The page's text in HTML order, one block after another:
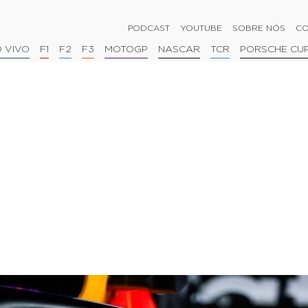
PODCAST YOUTUBE SOBRE NÓS
VIVO F1 F2 F3 MOTOGP NASCAR TCR PORSCHE